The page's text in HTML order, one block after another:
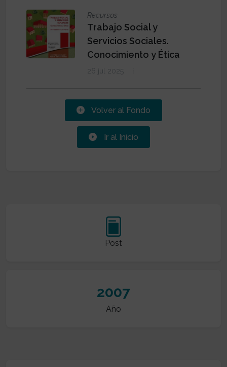
Recursos
Trabajo Social y
Servicios Sociales.
Conocimiento y Ética
26 jul 2025
Volver al Fondo
Ir al Inicio
Post
2007
Año